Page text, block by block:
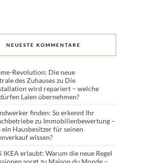
NEUESTE KOMMENTARE
Revolution: Die neue
des Zuhauseszu Die
wird repariert – welche
Laien übernehmen?
finden: So erkennt Ihr
zu Immobilienbewertung –
ein Hausbesitzer für seinen
wissen?
IKEA erlaubt: Warum die neue Regel
sorgtzu Maison du Monde –